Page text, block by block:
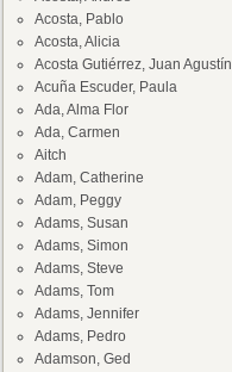
Acosta, Pablo
Acosta, Alicia
Acosta Gutiérrez, Juan Agustín
Acuña Escuder, Paula
Ada, Alma Flor
Ada, Carmen
Aitch
Adam, Catherine
Adam, Peggy
Adams, Susan
Adams, Simon
Adams, Steve
Adams, Tom
Adams, Jennifer
Adams, Pedro
Adamson, Ged